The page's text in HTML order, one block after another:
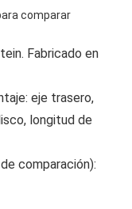
comparar
Fabricado en
eje trasero,
longitud de
comparación):